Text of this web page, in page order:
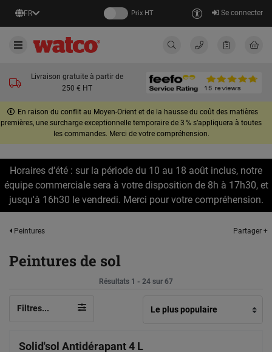
FR Prix HT Se connecter
Livraison gratuite à partir de
250 € HT
En raison du conflit au Moyen-Orient et de la hausse du coût des matières
premières, une surcharge exceptionnelle temporaire de 3 % s’appliquera à toutes
les commandes. Merci de votre compréhension.
Horaires d’été : sur la période du 10 au 18 août inclus, notre
équipe commerciale sera à votre disposition de 8h à 17h30, et
jusqu'à 16h30 le vendredi. Merci pour votre compréhension.
Peintures Partager +
Peintures de sol
Résultats 1 - 24 sur 67
Filtres...
Solid'sol Antidérapant 4 L